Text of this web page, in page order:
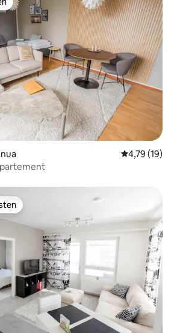
Gemiddelde
4,79 (19)